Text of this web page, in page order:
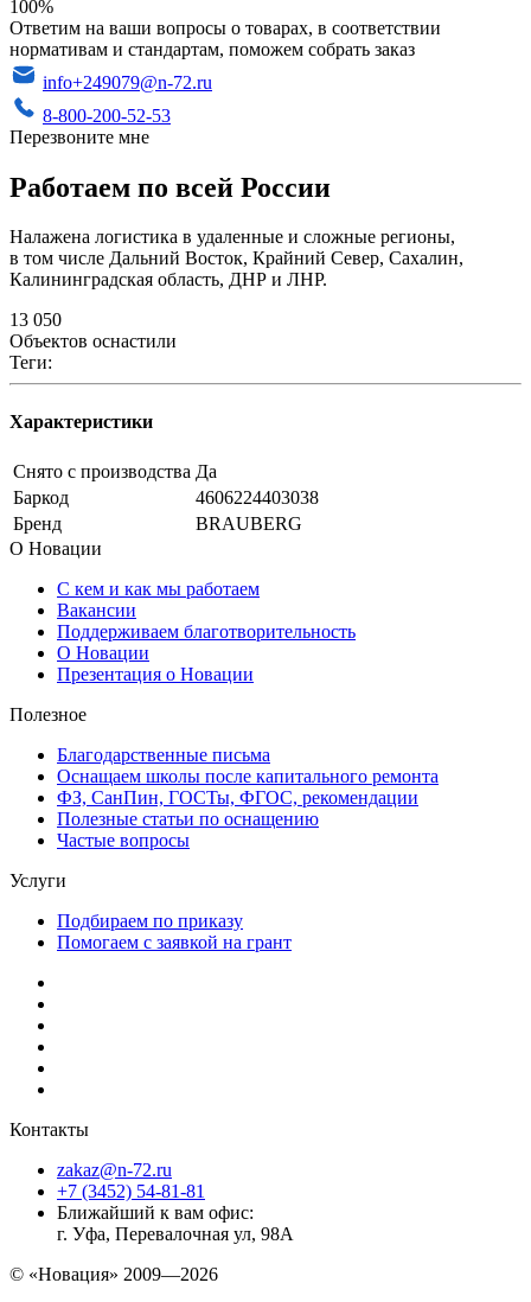
100%
Ответим на ваши вопросы о товарах, в соответствии
нормативам и стандартам, поможем собрать заказ
info+249079@n-72.ru
8-800-200-52-53
Перезвоните мне
Работаем по всей России
Налажена логистика в удаленные и сложные регионы,
в том числе Дальний Восток, Крайний Север, Сахалин,
Калининградская область, ДНР и ЛНР.
13 050
Объектов оснастили
Теги:
Характеристики
Снято с производства Да
Баркод
4606224403038
Бренд
BRAUBERG
О Новации
С кем и как мы работаем
Вакансии
Поддерживаем благотворительность
О Новации
Презентация о Новации
Полезное
Благодарственные письма
Оснащаем школы после капитального ремонта
ФЗ, СанПин, ГОСТы, ФГОС, рекомендации
Полезные статьи по оснащению
Частые вопросы
Услуги
Подбираем по приказу
Помогаем с заявкой на грант
Контакты
zakaz@n-72.ru
+7 (3452) 54-81-81
Ближайший к вам офис:
г. Уфа, Перевалочная ул, 98А
© «Новация» 2009—2026